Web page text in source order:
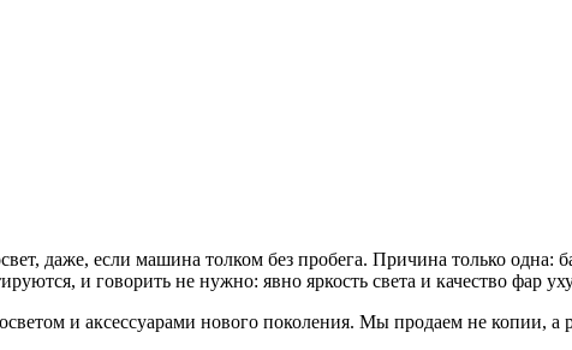
даже, если машина толком без пробега. Причина только одна:
и говорить не нужно: явно яркость света и качество фар
и аксессуарами нового поколения. Мы продаем не копии,